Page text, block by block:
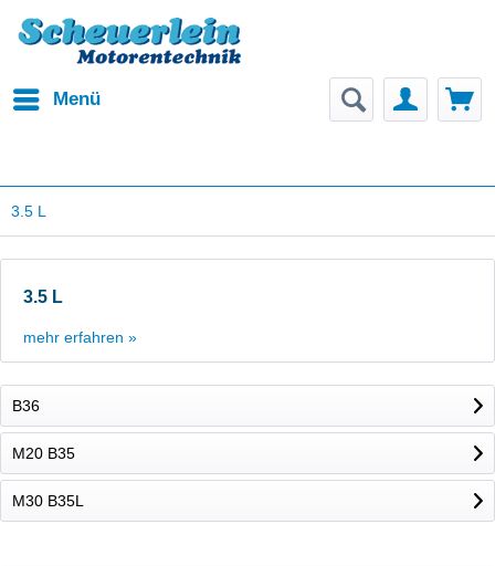
Menü
3.5 L
3.5 L
mehr erfahren »
B36
M20 B35
M30 B35L